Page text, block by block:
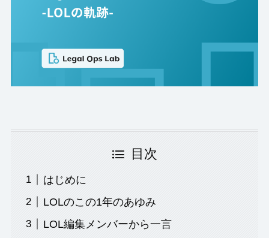
目次
はじめに
LOLのこの1年のあゆみ
LOL編集メンバーから一言